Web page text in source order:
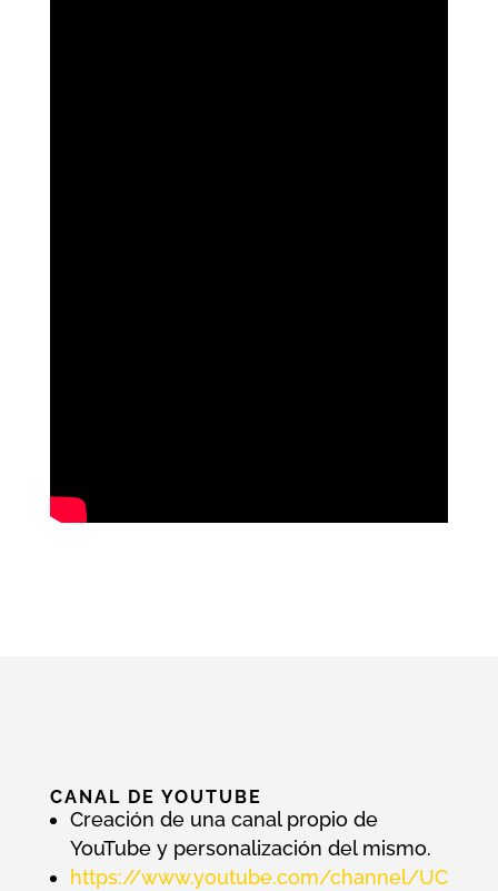
CANAL DE YOUTUBE
Creación de una canal propio de
YouTube y personalización del mismo.
https://www.youtube.com/channel/UC